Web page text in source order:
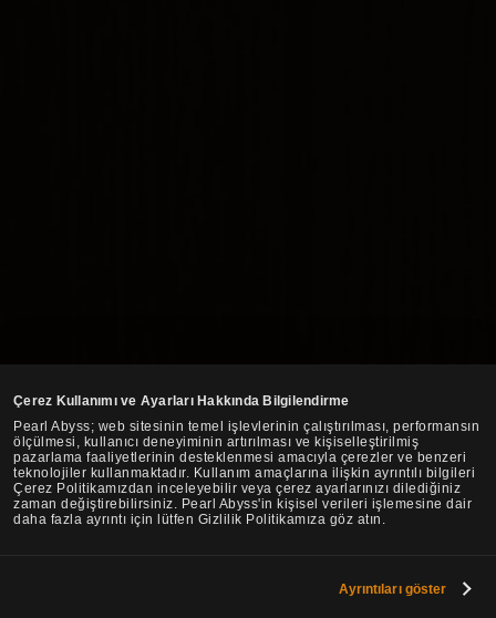
Çerez Kullanımı ve Ayarları Hakkında Bilgilendirme
Pearl Abyss; web sitesinin temel işlevlerinin çalıştırılması, performansın
ölçülmesi, kullanıcı deneyiminin artırılması ve kişiselleştirilmiş
pazarlama faaliyetlerinin desteklenmesi amacıyla çerezler ve benzeri
teknolojiler kullanmaktadır. Kullanım amaçlarına ilişkin ayrıntılı bilgileri
Çerez Politikamızdan inceleyebilir veya çerez ayarlarınızı dilediğiniz
zaman değiştirebilirsiniz. Pearl Abyss'in kişisel verileri işlemesine dair
daha fazla ayrıntı için lütfen Gizlilik Politikamıza göz atın.
Ayrıntıları göster